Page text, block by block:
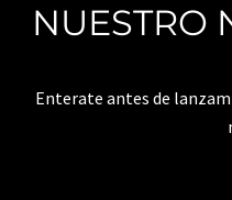
NUESTRO
Enterate antes de